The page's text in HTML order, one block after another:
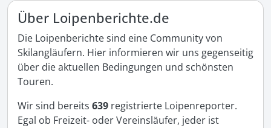
Über Loipenberichte.de
Die Loipenberichte sind eine Community von
Skilangläufern. Hier informieren wir uns gegenseitig
über die aktuellen Bedingungen und schönsten
Touren.
Wir sind bereits 639 registrierte Loipenreporter.
Egal ob Freizeit- oder Vereinsläufer, jeder ist